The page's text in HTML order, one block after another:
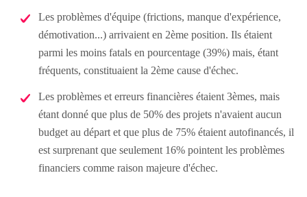
Les problèmes d'équipe (frictions, manque d'expérience,
démotivation...) arrivaient en 2ème position. Ils étaient
parmi les moins fatals en pourcentage (39%) mais, étant
fréquents, constituaient la 2ème cause d'échec.
Les problèmes et erreurs financières étaient 3èmes, mais
étant donné que plus de 50% des projets n'avaient aucun
budget au départ et que plus de 75% étaient autofinancés, il
est surprenant que seulement 16% pointent les problèmes
financiers comme raison majeure d'échec.